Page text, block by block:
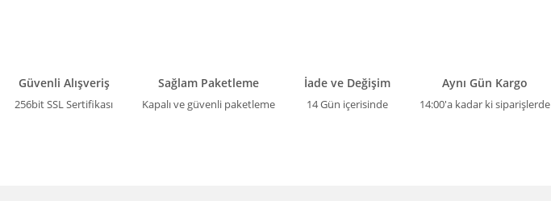
Güvenli Alışveriş
256bit SSL Sertifikası
Sağlam Paketleme
Kapalı ve güvenli paketleme
İade ve Değişim
14 Gün içerisinde
Aynı Gün Kargo
14:00'a kadar ki siparişlerde